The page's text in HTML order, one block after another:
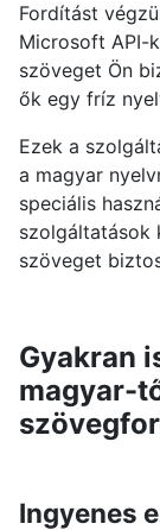
Fordítást
Microsoft API-
szöveget Ön
ők egy fríz
Ezek a
a magyar
speciális
szolgáltatások
szöveget
Gyakran
magyar-
Ingyenes